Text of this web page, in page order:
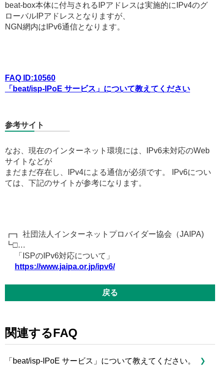
beat-box本体に付与されるIPアドレスは実施的にIPv4のグ
ローバルIPアドレスとなりますが、
NGN網内はIPv6通信となります。
FAQ ID:10560
「beat/isp-IPoE サービス」について教えてください
参考サイト
なお、現在のインターネット環境には、IPv6未対応のWeb
サイトなどが
まだまだ存在し、IPv4による通信が必須です。 IPv6につい
ては、下記のサイトが参考になります。
┏┓ 社団法人インターネットプロバイダー協会（JAIPA)
┗□…
「ISPのIPv6対応について」
https://www.jaipa.or.jp/ipv6/
戻る
関連するFAQ
「beat/isp-IPoE サービス」について教えてください。